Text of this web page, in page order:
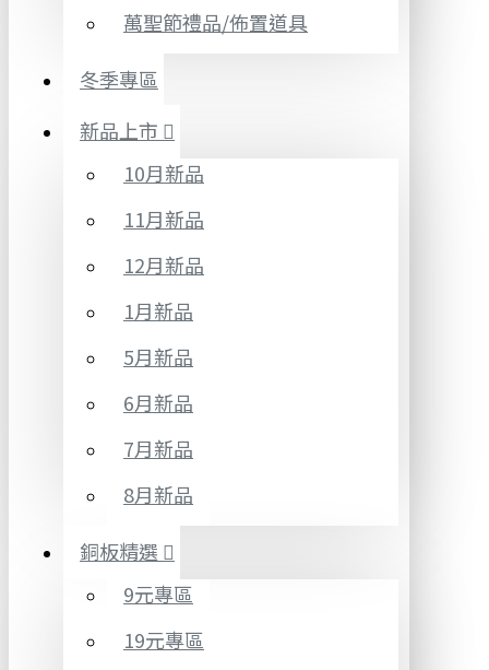
萬聖節禮品/佈置道具
冬季專區
新品上市
10月新品
11月新品
12月新品
1月新品
5月新品
6月新品
7月新品
8月新品
銅板精選
9元專區
19元專區